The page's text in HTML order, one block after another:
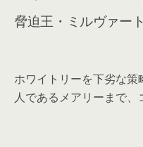
脅迫王・ミルヴァー
ホワイトリーを下劣な
人であるメアリーまで